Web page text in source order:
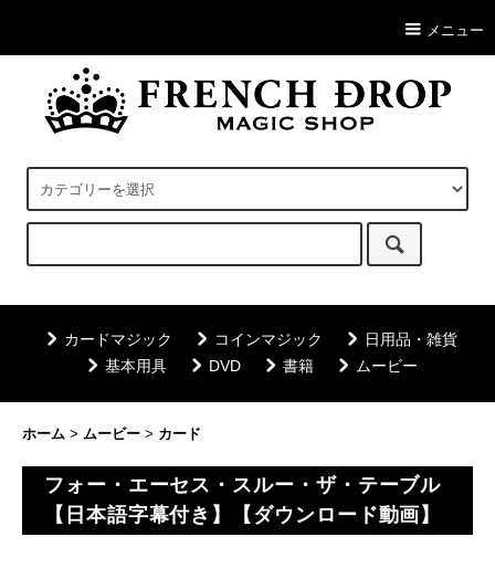
メニュー
カードマジック コインマジック
日用品・雑貨
基本用具
DVD 書籍 ムービー
ホーム > ムービー > カード
フォー・エーセス・スルー・ザ・テーブル
【日本語字幕付き】【ダウンロード動画】